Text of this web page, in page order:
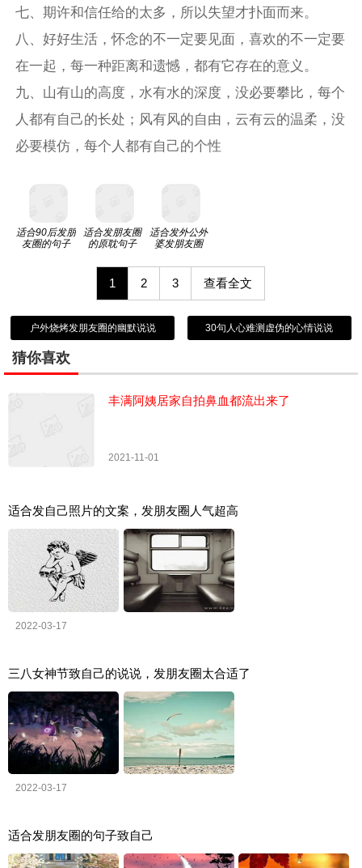
七、期许和信任给的太多，所以失望才扑面而来。
八、好好生活，怀念的不一定要见面，喜欢的不一定要
在一起，每一种距离和遗憾，都有它存在的意义。
九、山有山的高度，水有水的深度，没必要攀比，每个
人都有自己的长处；风有风的自由，云有云的温柔，没
必要模仿，每个人都有自己的个性
适合90后发朋
友圈的句子
适合发朋友圈
的原耽句子
适合发外公外
婆发朋友圈
1 2 3 查看全文
户外烧烤发朋友圈的幽默说说 30句人心难测虚伪的心情说说
猜你喜欢
丰满阿姨居家自拍鼻血都流出来了
2021-11-01
适合发自己照片的文案，发朋友圈人气超高
2022-03-17
三八女神节致自己的说说，发朋友圈太合适了
2022-03-17
适合发朋友圈的句子致自己